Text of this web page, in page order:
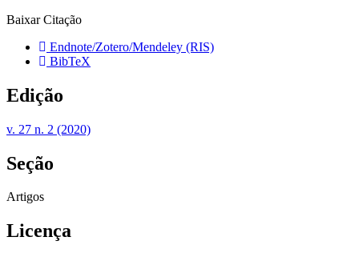
Baixar Citação
Endnote/Zotero/Mendeley (RIS)
BibTeX
Edição
v. 27 n. 2 (2020)
Seção
Artigos
Licença